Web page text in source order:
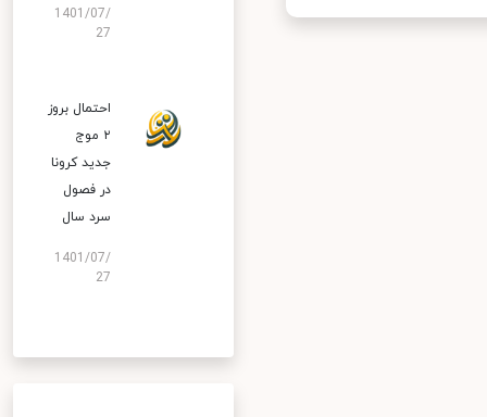
1401/07/
27
احتمال بروز
۲ موج
جدید کرونا
در فصول
سرد سال
1401/07/
27